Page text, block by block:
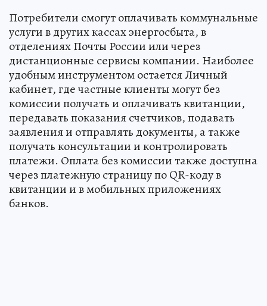
Потребители смогут оплачивать коммунальные
услуги в других кассах энергосбыта, в
отделениях Почты России или через
дистанционные сервисы компании. Наиболее
удобным инструментом остается Личный
кабинет, где частные клиенты могут без
комиссии получать и оплачивать квитанции,
передавать показания счетчиков, подавать
заявления и отправлять документы, а также
получать консультации и контролировать
платежи. Оплата без комиссии также доступна
через платежную страницу по QR-коду в
квитанции и в мобильных приложениях
банков.